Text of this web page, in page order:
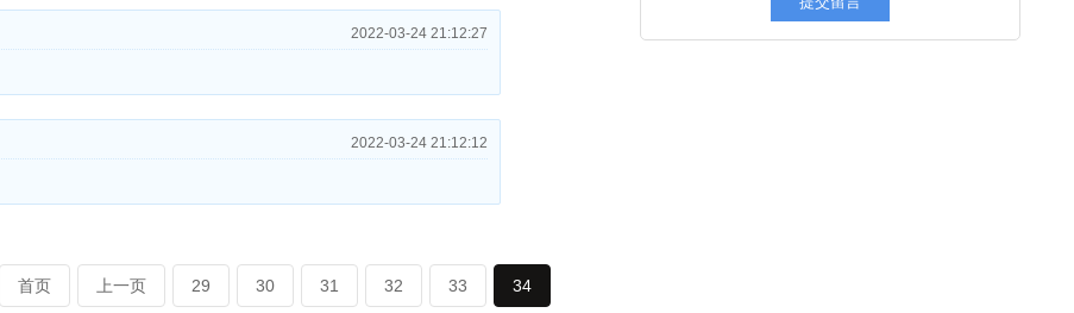
2022-03-24 21:12:27
2022-03-24 21:12:12
首页 上一页 29 30 31 32 33 34